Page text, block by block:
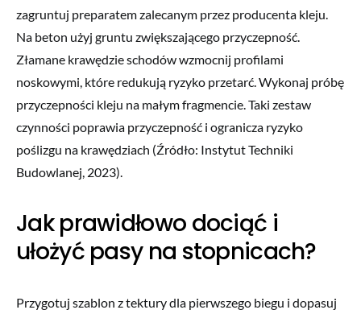
zagruntuj preparatem zalecanym przez producenta kleju.
Na beton użyj gruntu zwiększającego przyczepność.
Złamane krawędzie schodów wzmocnij profilami
noskowymi, które redukują ryzyko przetarć. Wykonaj próbę
przyczepności kleju na małym fragmencie. Taki zestaw
czynności poprawia przyczepność i ogranicza ryzyko
poślizgu na krawędziach (Źródło: Instytut Techniki
Budowlanej, 2023).
Jak prawidłowo dociąć i
ułożyć pasy na stopnicach?
Przygotuj szablon z tektury dla pierwszego biegu i dopasuj